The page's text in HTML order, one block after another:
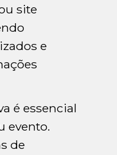
site
e
é essencial
evento.
de